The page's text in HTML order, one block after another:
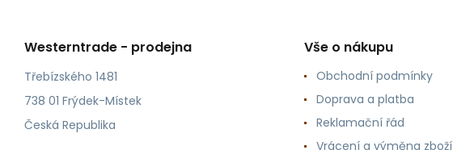
Westerntrade - prodejna
Třebízského 1481
738 01 Frýdek-Místek
Česká Republika
Vše o nákupu
Obchodní podmínky
Doprava a platba
Reklamační řád
Vrácení a výměna zboží